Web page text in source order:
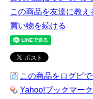
この商品を友達に教え
買い物を続ける
この商品をログピで
Yahoo!ブックマー